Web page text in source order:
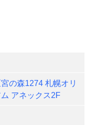
の森1274 札幌オリ
アネックス2F